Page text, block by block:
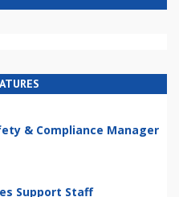
& Compliance Manager
Support Staff